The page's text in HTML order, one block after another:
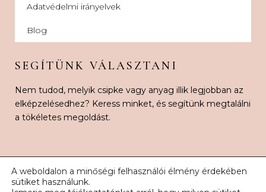
Adatvédelmi irányelvek
Blog
SEGÍTÜNK VÁLASZTANI
Nem tudod, melyik csipke vagy anyag illik legjobban az
elképzelésedhez? Keress minket, és segítünk megtalálni
a tökéletes megoldást.
A weboldalon a minőségi felhasználói élmény érdekében
sütiket használunk.